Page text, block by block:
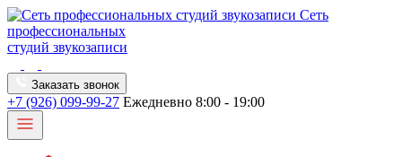
Сеть
профессиональных
студий звукозаписи
Заказать звонок
+7 (926) 099-99-27 Ежедневно 8:00 - 19:00